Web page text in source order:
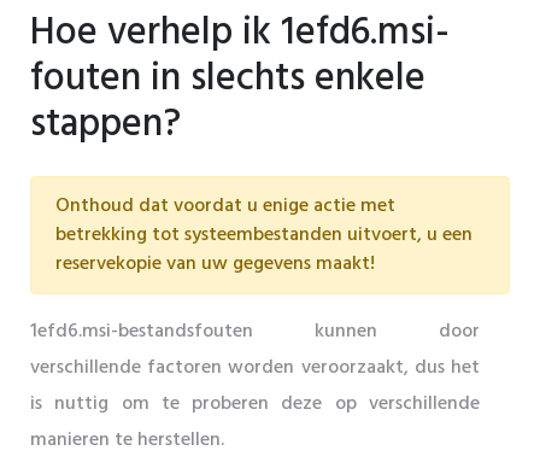
Hoe verhelp ik 1efd6.msi-
fouten in slechts enkele
stappen?
Onthoud dat voordat u enige actie met
betrekking tot systeembestanden uitvoert, u een
reservekopie van uw gegevens maakt!
1efd6.msi-bestandsfouten kunnen door
verschillende factoren worden veroorzaakt, dus het
is nuttig om te proberen deze op verschillende
manieren te herstellen.